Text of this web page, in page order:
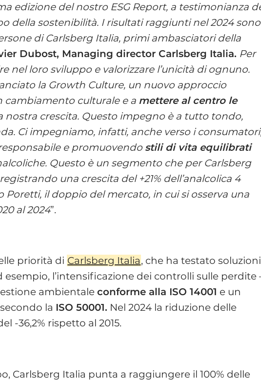
edizione del nostro ESG Report, a testimonianza
della sostenibilità. I risultati raggiunti nel 2024 sono
di Carlsberg Italia, primi ambasciatori della
Dubost, Managing director Carlsberg Italia. Per
nel loro sviluppo e valorizzare l’unicità di ognuno.
la Growth Culture, un nuovo approccio
cambiamento culturale e a mettere al centro le
crescita. Questo impegno è a tutto tondo,
Ci impegniamo, infatti, anche verso i
e promuovendo stili di vita equilibrati
Questo è un segmento che per Carlsberg
una crescita del +21% dell’analcolica 4
il doppio del mercato, in cui si osserva una
al 2024”.
priorità di Carlsberg Italia, che ha testato soluzioni
esempio, l’intensificazione dei controlli sulle perdite
ambientaleconforme alla ISO 14001 e un
la ISO 50001. Nel 2024 la riduzione delle
-36,2% rispetto al 2015.
Carlsberg Italia punta a raggiungere il 100% delle